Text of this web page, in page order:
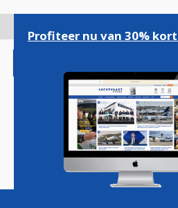
gaan
Magazine Podcasts
Profiteer nu van 30%